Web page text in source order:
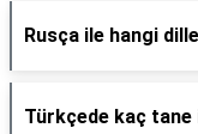
Rusça ile hangi
Türkçede kaç tane